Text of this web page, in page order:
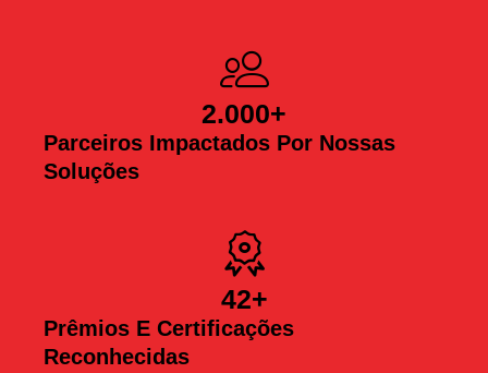
Parceiros Impactados Por Nossas
Soluções
2.000+
Prêmios E Certificações
Reconhecidas
42+